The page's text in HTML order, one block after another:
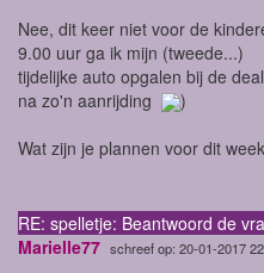
Nee, dit keer niet voor de
9.00 uur ga ik mijn (tweede...)
tijdelijke auto opgalen bij de
na zo'n aanrijding
)
Wat zijn je plannen voor dit
RE: spelletje: Beantwoord de
Marielle77 schreef op: 20-01-2017